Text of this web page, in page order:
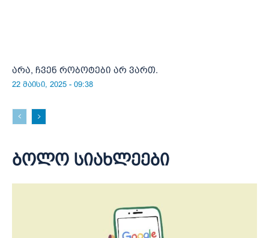
არა, ჩვენ რობოტები არ ვართ.
22 მაისი, 2025 - 09:38
ბოლო სიახლეები